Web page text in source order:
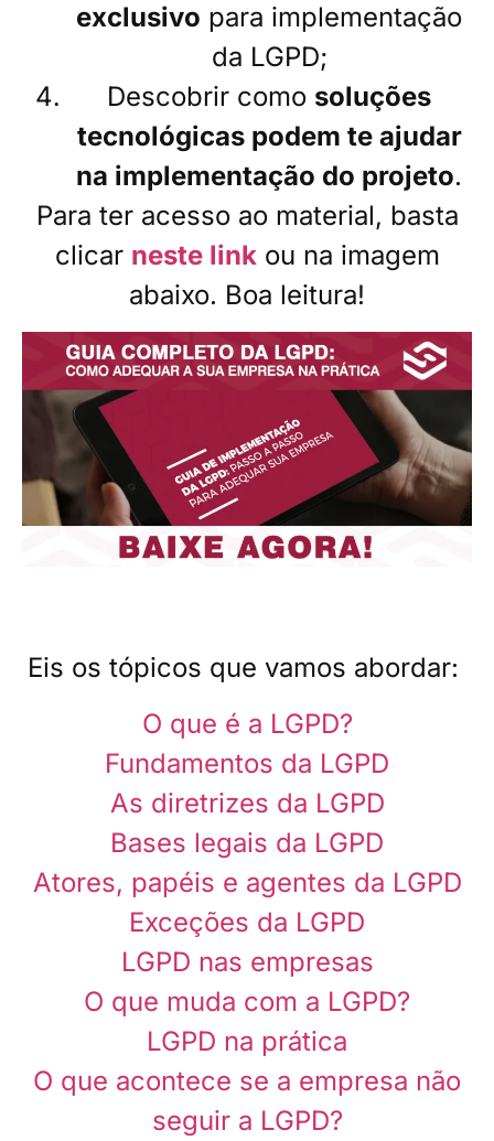
exclusivo para implementação
da LGPD;
Descobrir como soluções
tecnológicas podem te ajudar
na implementação do projeto.
Para ter acesso ao material, basta
clicar neste linkou na imagem
abaixo. Boa leitura!
Eis os tópicos que vamos abordar:
O que é a LGPD?
Fundamentos da LGPD
As diretrizes da LGPD
Bases legais da LGPD
Atores, papéis e agentes da LGPD
Exceções da LGPD
LGPD nas empresas
O que muda com a LGPD?
LGPD na prática
O que acontece se a empresa não
seguir a LGPD?